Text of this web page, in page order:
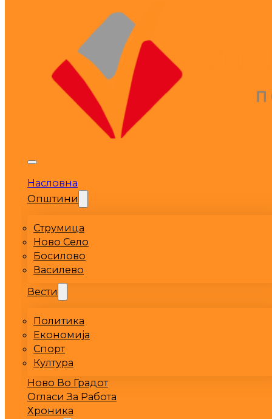
Насловна
Општини
Струмица
Ново Село
Босилово
Василево
Вести
Политика
Економија
Спорт
Култура
Ново Во Градот
Огласи За Работа
Хроника